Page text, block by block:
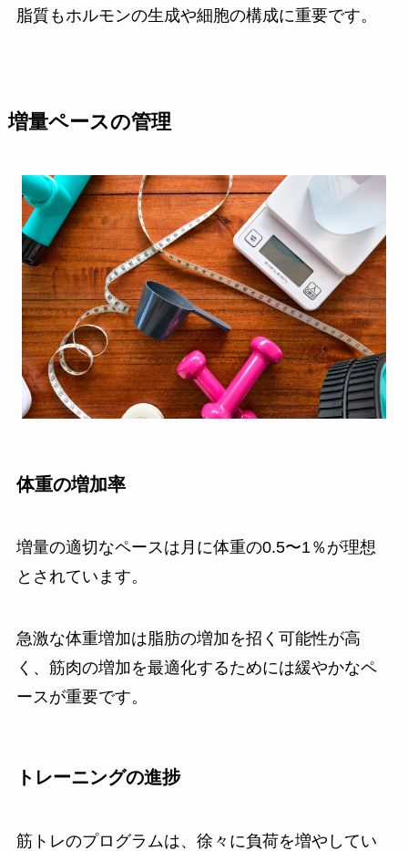
脂質もホルモンの生成や細胞の構成に重要です。
増量ペースの管理
体重の増加率
増量の適切なペースは月に体重の0.5〜1％が理想
とされています。
急激な体重増加は脂肪の増加を招く可能性が高
く、筋肉の増加を最適化するためには緩やかなペ
ースが重要です。
トレーニングの進捗
筋トレのプログラムは、徐々に負荷を増やしてい